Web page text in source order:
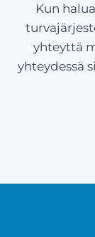
Kun
yhteyttä
yhteydessä